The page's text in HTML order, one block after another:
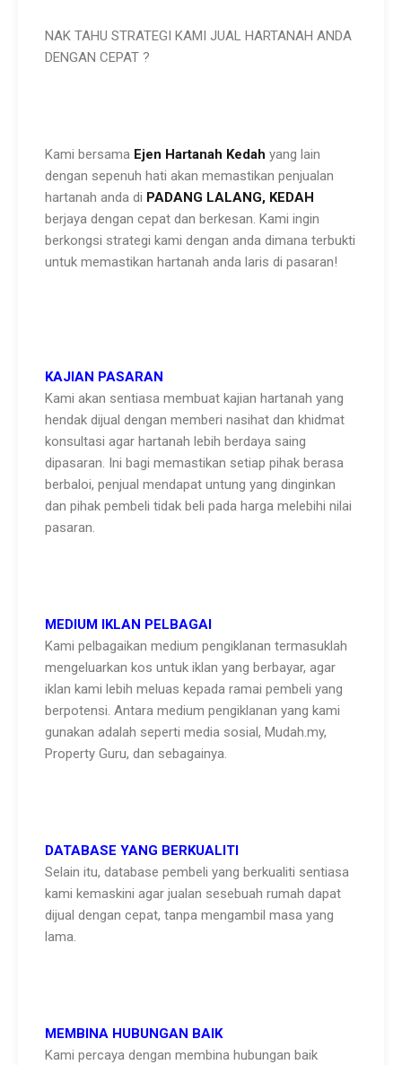
NAK TAHU STRATEGI KAMI JUAL HARTANAH ANDA
DENGAN CEPAT ?
Kami bersama Ejen Hartanah Kedah yang lain
dengan sepenuh hati akan memastikan penjualan
hartanah anda di PADANG LALANG, KEDAH
berjaya dengan cepat dan berkesan. Kami ingin
berkongsi strategi kami dengan anda dimana terbukti
untuk memastikan hartanah anda laris di pasaran!
KAJIAN PASARAN
Kami akan sentiasa membuat kajian hartanah yang
hendak dijual dengan memberi nasihat dan khidmat
konsultasi agar hartanah lebih berdaya saing
dipasaran. Ini bagi memastikan setiap pihak berasa
berbaloi, penjual mendapat untung yang dinginkan
dan pihak pembeli tidak beli pada harga melebihi nilai
pasaran.
MEDIUM IKLAN PELBAGAI
Kami pelbagaikan medium pengiklanan termasuklah
mengeluarkan kos untuk iklan yang berbayar, agar
iklan kami lebih meluas kepada ramai pembeli yang
berpotensi. Antara medium pengiklanan yang kami
gunakan adalah seperti media sosial, Mudah.my,
Property Guru, dan sebagainya.
DATABASE YANG BERKUALITI
Selain itu, database pembeli yang berkualiti sentiasa
kami kemaskini agar jualan sesebuah rumah dapat
dijual dengan cepat, tanpa mengambil masa yang
lama.
MEMBINA HUBUNGAN BAIK
Kami percaya dengan membina hubungan baik